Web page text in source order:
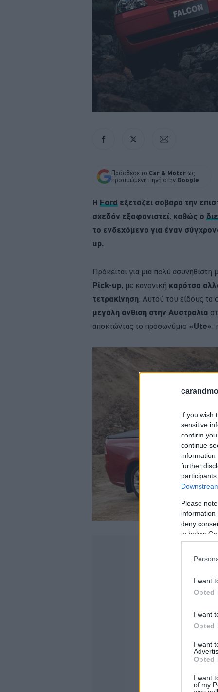
If you wish
sensitive
confirm
continue
information
further
Please
information
deny
in below
I want
Opted
I want
Opted
I want
Opted
I want
of my
Πρόσθεσε το Car & Motor ως
προτιμώμενη πηγή στην Google
Η Ford εξετάζει σοβαρά την
σχεδόν εξαφανιστεί, καθώς ο
το ενδεχόμενο για έναν
up.
Πρόκειται για μια πολύ
Pick-up, με κανονική καρότσα
τετρακίνηση . Αυτού του είδους
μεγάλη άνθιση στην Αυστραλία
αποκτώντας το προσωνύμιο «Ute»,